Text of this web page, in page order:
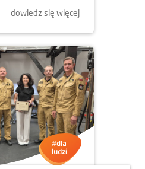
dowiedz się więcej